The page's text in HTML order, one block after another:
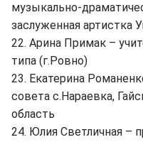
музыкально-
заслуженная артистка
22. Арина Примак –
типа (г.Ровно)
23. Екатерина
совета с.Нараевка,
область
24. Юлия Светличная –